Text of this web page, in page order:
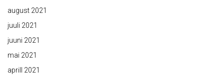
august 2021
juuli 2021
juuni 2021
mai 2021
aprill 2021